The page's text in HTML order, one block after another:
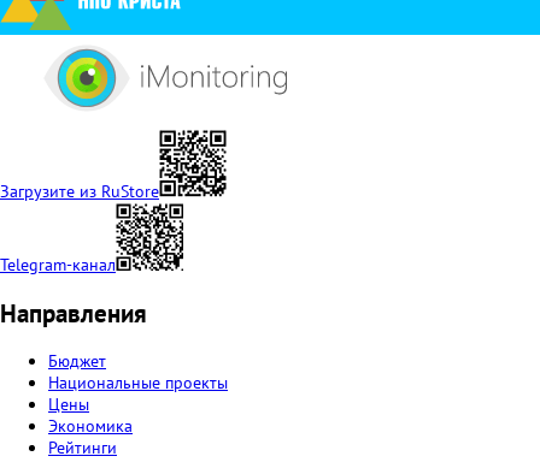
Загрузите из RuStore
Telegram-канал
Направления
Бюджет
Национальные проекты
Цены
Экономика
Рейтинги